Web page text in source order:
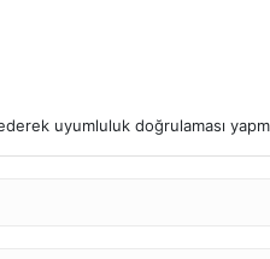
uyumluluk doğrulaması